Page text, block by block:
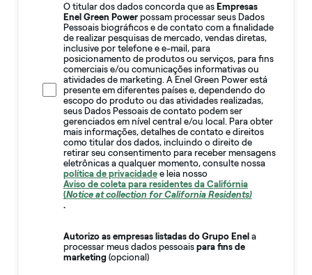
O titular dos dados concorda que as Empresas
Enel Green Powerpossam processar seus Dados
Pessoais biográficos e de contato com a finalidade
de realizar pesquisas de mercado, vendas diretas,
inclusive por telefone e e-mail, para
posicionamento de produtos ou serviços, para fins
comerciais e/ou comunicações informativas ou
atividades de marketing. A Enel Green Power está
presente em diferentes países e, dependendo do
escopo do produto ou das atividades realizadas,
seus Dados Pessoais de contato podem ser
gerenciados em nível central e/ou local. Para obter
mais informações, detalhes de contato e direitos
como titular dos dados, incluindo o direito de
retirar seu consentimento para receber mensagens
eletrônicas a qualquer momento, consulte nossa
política de privacidadee leia nosso
Aviso de coleta para residentes da Califórnia
(Notice at collection for California Residents)
.
Autorizo as empresas listadas do Grupo Enel a
processar meus dados pessoaispara fins de
marketing (opcional)